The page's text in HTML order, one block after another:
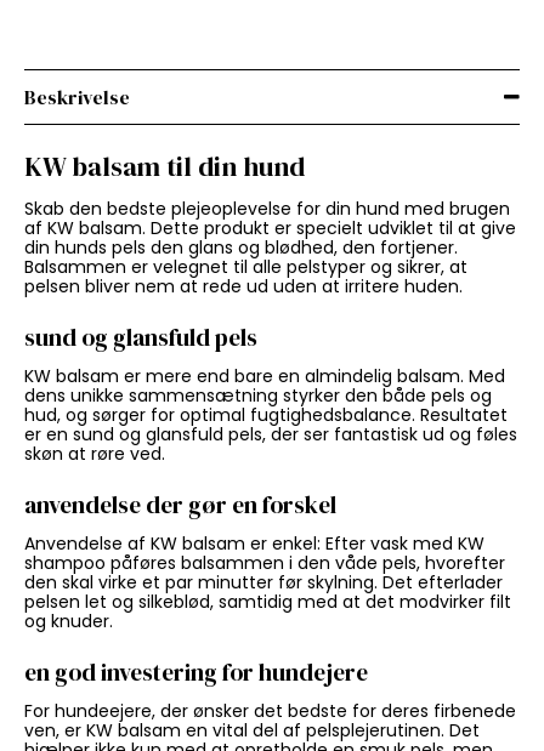
Beskrivelse
KW balsam til din hund
Skab den bedste plejeoplevelse for din hund med brugen
af KW balsam. Dette produkt er specielt udviklet til at give
din hunds pels den glans og blødhed, den fortjener.
Balsammen er velegnet til alle pelstyper og sikrer, at
pelsen bliver nem at rede ud uden at irritere huden.
sund og glansfuld pels
KW balsam er mere end bare en almindelig balsam. Med
dens unikke sammensætning styrker den både pels og
hud, og sørger for optimal fugtighedsbalance. Resultatet
er en sund og glansfuld pels, der ser fantastisk ud og føles
skøn at røre ved.
anvendelse der gør en forskel
Anvendelse af KW balsam er enkel: Efter vask med KW
shampoo påføres balsammen i den våde pels, hvorefter
den skal virke et par minutter før skylning. Det efterlader
pelsen let og silkeblød, samtidig med at det modvirker filt
og knuder.
en god investering for hundejere
For hundeejere, der ønsker det bedste for deres firbenede
ven, er KW balsam en vital del af pelsplejerutinen. Det